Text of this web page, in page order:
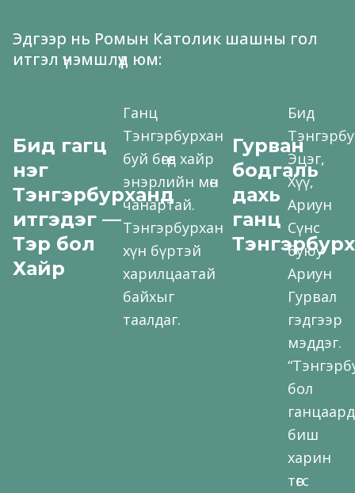
Эдгээр нь Ромын Католик шашны гол
итгэл үнэмшлүүд юм:
Бид гагц
нэг
Тэнгэрбурханд
итгэдэг —
Тэр бол
Хайр
Ганц
Тэнгэрбурхан
буй бөгөөд хайр
энэрлийн мөн
чанартай.
Тэнгэрбурхан
хүн бүртэй
харилцаатай
байхыг
таалдаг.
Гурван
бодгаль
дахь
ганц
Бид
Эцэг,
Хүү,
Ариун
Сүнс
буюу
Ариун
Гурвал
гэдгээр
мэддэг.
бол
биш
харин
төгс